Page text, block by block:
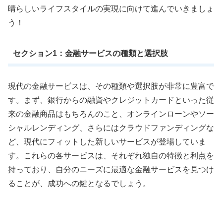
晴らしいライフスタイルの実現に向けて進んでいきましょ
う！
セクション1：金融サービスの種類と選択肢
現代の金融サービスは、その種類や選択肢が非常に豊富で
す。まず、銀行からの融資やクレジットカードといった従
来の金融商品はもちろんのこと、オンラインローンやソー
シャルレンディング、さらにはクラウドファンディングな
ど、現代にフィットした新しいサービスが登場していま
す。これらの各サービスは、それぞれ独自の特徴と利点を
持っており、自分のニーズに最適な金融サービスを見つけ
ることが、成功への鍵となるでしょう。